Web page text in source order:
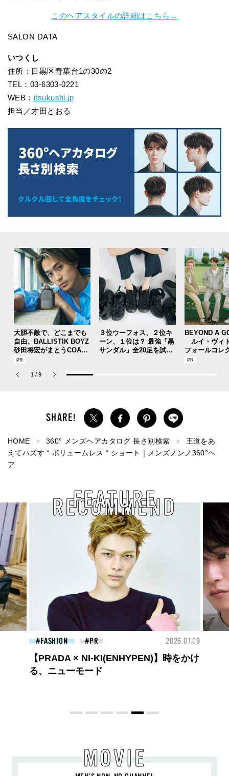
このヘアスタイルの詳細はこちら→
SALON DATA
いつくし
住所：目黒区青葉台1の30の2
TEL：03-6303-0221
WEB： itsukushi.jp
担当／才田とおる
大胆不敵で、どこまでも
自由。BALLISTIK BOYZ
砂田将宏がまとうCOACH
の新作フレグランス「コ
パルファム」
３位ウーフォス、２位キ
ーン、１位は？ 最強「黒
サンダル」全20足を試着
BEYOND A
ルイ・ヴィ
フォールコレ
描くプレッピ
1 / 9
HOME 360° メンズヘアカタログ 長さ別検索
王道をあ
えてハズす＂ボリュームレス＂ショート｜メンズノンノ360°ヘ
ア
RECOMMEND
FEATURE
FASHION 2026.07.09
【PRADA × NI-KI(ENHYPEN)】時をかけ
る、ニューモード
MOVIE